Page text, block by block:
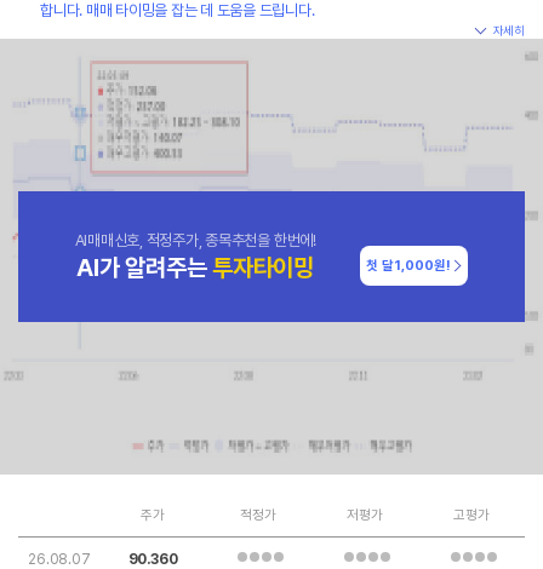
합니다. 매매 타이밍을 잡는 데 도움을 드립니다.
자세히
AI매매신호, 적정주가, 종목추천을 한번에!
AI가 알려주는투자타이밍 첫 달1,000원!
주가 적정가 저평가 고평가
26.08.07 90.360